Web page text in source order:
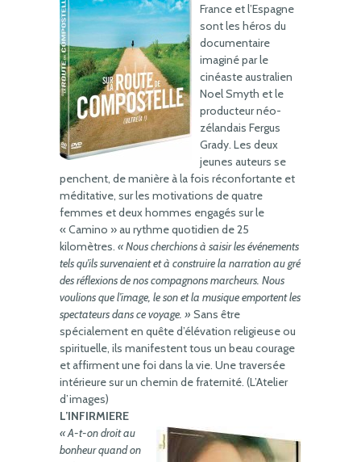
France et l’Espagne
sont les héros du
documentaire
imaginé par le
cinéaste australien
Noel Smyth et le
producteur néo-
zélandais Fergus
Grady. Les deux
jeunes auteurs se
penchent, de manière à la fois réconfortante et
méditative, sur les motivations de quatre
femmes et deux hommes engagés sur le
« Camino » au rythme quotidien de 25
kilomètres. « Nous cherchions à saisir les événements
tels qu’ils survenaient et à construire la narration au gré
des réflexions de nos compagnons marcheurs. Nous
voulions que l’image, le son et la musique emportent les
spectateurs dans ce voyage. » Sans être
spécialement en quête d’élévation religieuse ou
spirituelle, ils manifestent tous un beau courage
et affirment une foi dans la vie. Une traversée
intérieure sur un chemin de fraternité. (L’Atelier
d’images)
L’INFIRMIERE
« A-t-on droit au
bonheur quand on